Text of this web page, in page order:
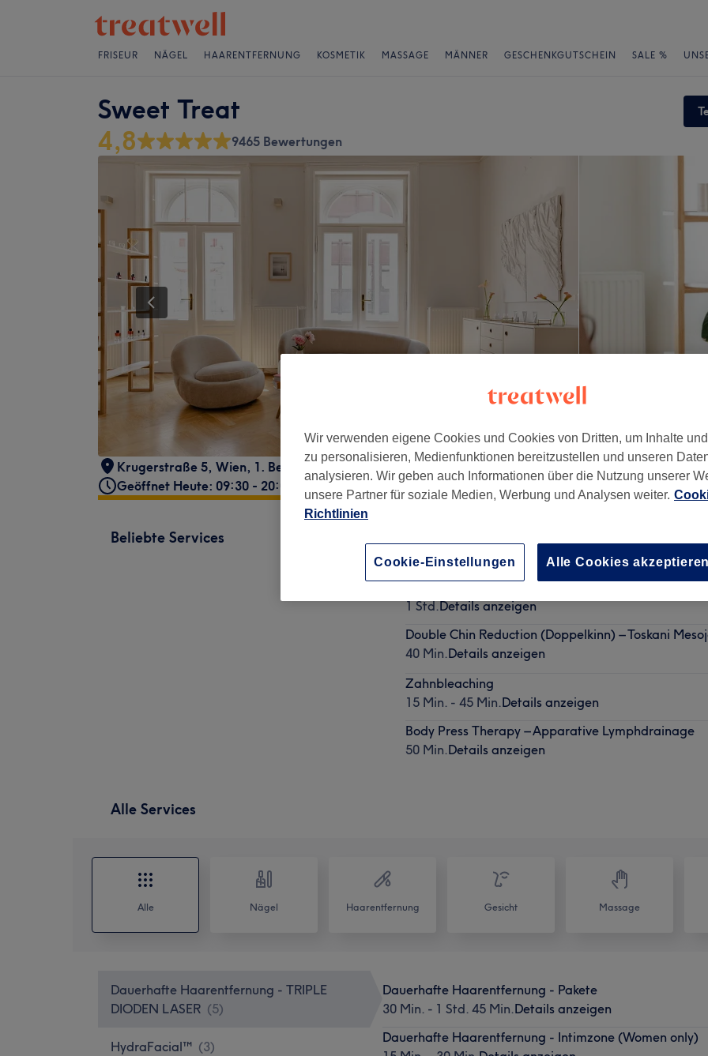
FRISEUR NÄGEL HAARENTFERNUNG KOSMETIK MASSAGE MÄNNER GESCHENKGUTSCHEIN SALE %
Sweet Treat
4,8 9465 Bewertungen
Krugerstraße 5, Wien, 1. Bezirk, 1010
Geöffnet Heute: 09:30 - 20:00
Beliebte Services
1 Std.Details anzeigen
MesoJet Belly Sculpt (Bauch)
1 Std.Details anzeigen
Double Chin Reduction (Doppelkinn) – Toskani
40 Min.Details anzeigen
Zahnbleaching
15 Min. - 45 Min.Details anzeigen
Body Press Therapy – Apparative Lymphdrainage
50 Min.Details anzeigen
Alle Services
Alle Nägel Haarentfernung Gesicht Massage
Dauerhafte Haarentfernung - TRIPLE
DIODEN LASER (5)
HydraFacial™ (3)
Dauerhafte Haarentfernung - Pakete
30 Min. - 1 Std. 45 Min.Details anzeigen
Dauerhafte Haarentfernung - Intimzone (Women only)
Wir verwenden eigene Cookies und Cookies von Dritten, um Inhalte
zu personalisieren, Medienfunktionen bereitzustellen und unseren
analysieren. Wir geben auch Informationen über die Nutzung unserer
unsere Partner für soziale Medien, Werbung und Analysen weiter.
Richtlinien
Alle Cookies
Cookie-Einstellungen